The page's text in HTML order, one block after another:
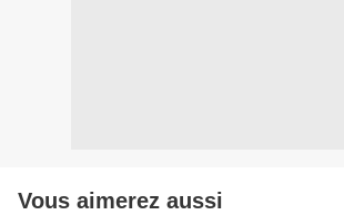
Vous aimerez aussi